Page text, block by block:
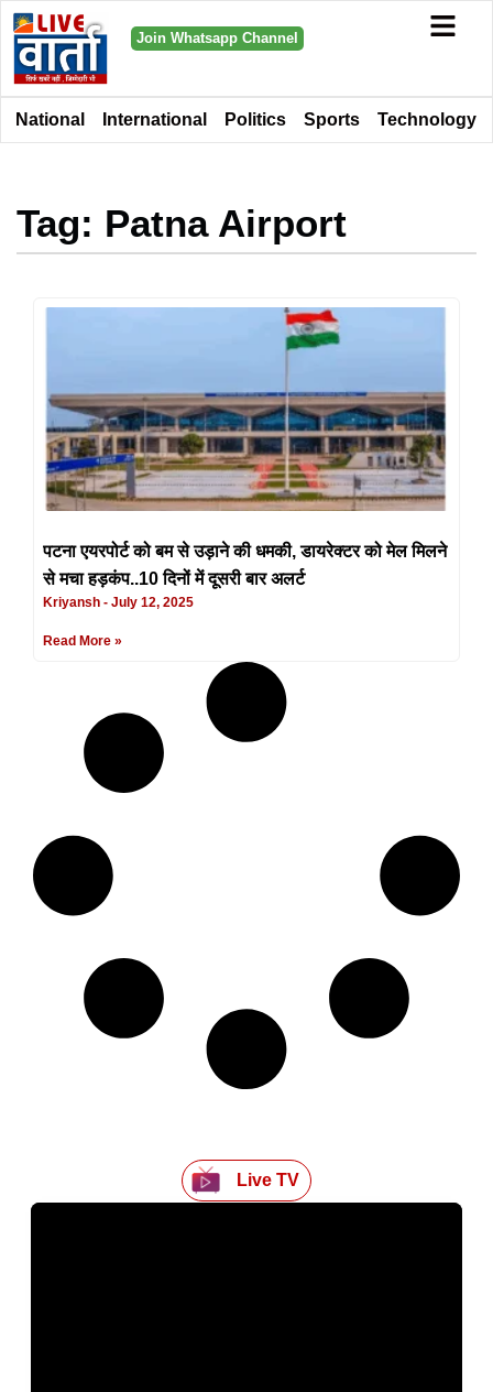
Join Whatsapp Channel
National International Politics Sports Technology
Tag: Patna Airport
पटना एयरपोर्ट को बम से उड़ाने की धमकी, डायरेक्टर को मेल मिलने
से मचा हड़कंप..10 दिनों में दूसरी बार अलर्ट
Kriyansh July 12, 2025
Read More »
Live TV